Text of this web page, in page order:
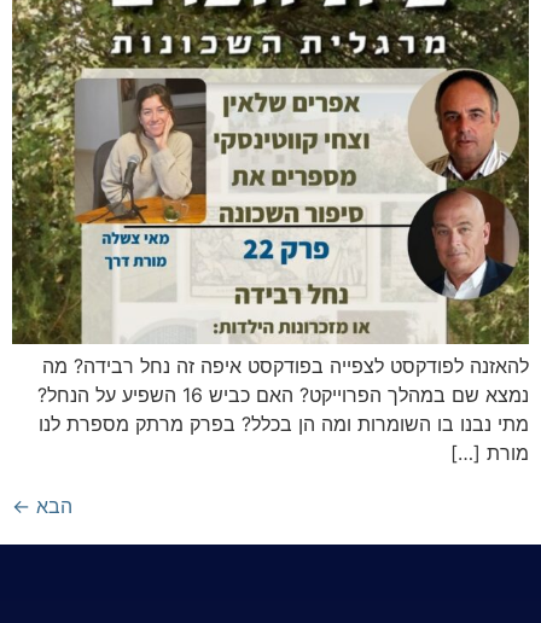
להאזנה לפודקסט לצפייה בפודקסט איפה זה נחל רבידה? מה
נמצא שם במהלך הפרוייקט? האם כביש 16 השפיע על הנחל?
מתי נבנו בו השומרות ומה הן בכלל? בפרק מרתק מספרת לנו
מורת […]
הבא ←